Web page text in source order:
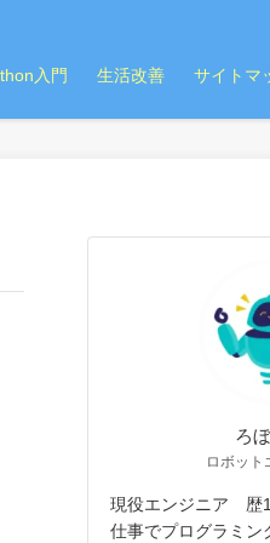
入門 生活改善 サイトマ
ろ
ロボット
現役エンジニア 歴
仕事でプログラミン